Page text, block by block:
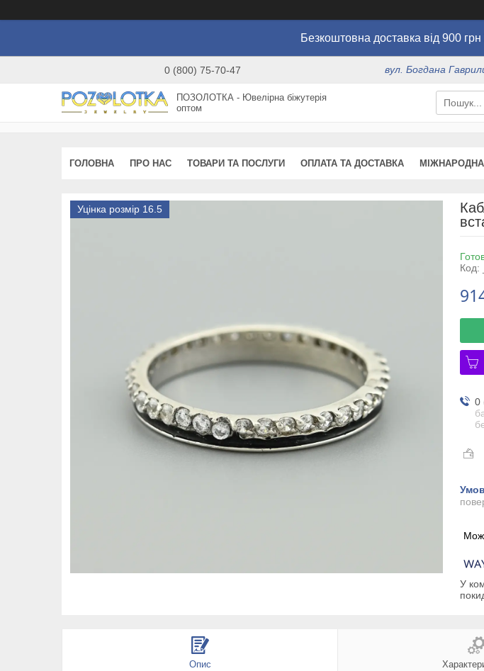
Безкоштовна доставка від 900
0 (800) 75-70-47 вул. Богдана
ПОЗОЛОТКА - Ювелірна біжутерія
оптом
ГОЛОВНА ПРО НАС ТОВАРИ ТА ПОСЛУГИ ОПЛАТА ТА ДОСТАВКА
Уцінка розмір 16.5
Код:
0
У
Опис